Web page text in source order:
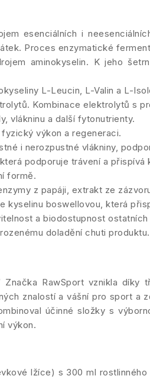
esenciálních i
Proces enzymatické
aminokyselin. K jeho
L-Leucin, L-Valin a L-
Kombinace elektrolytů s
vlákninu a další fytonutrienty.
výkon a regeneraci.
i nerozpustné vlákniny,
podporuje trávení a
formě.
z papáji, extrakt ze
kyselinu boswellovou, která
a biodostupnost ostatních
doladění chuti produktu.
RawSport vznikla
znalostí a vášní pro sport
účinné složky s
výkon.
lžíce) s 300 ml